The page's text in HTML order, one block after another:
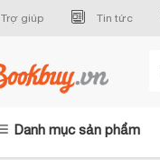
Trợ giúp Tin tức
Danh mục sản phẩm